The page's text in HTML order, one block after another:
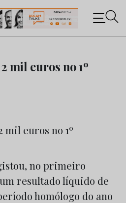
sobre os negócios do
mil euros no 1º
no primeiro
resultado líquido de
homólogo do ano